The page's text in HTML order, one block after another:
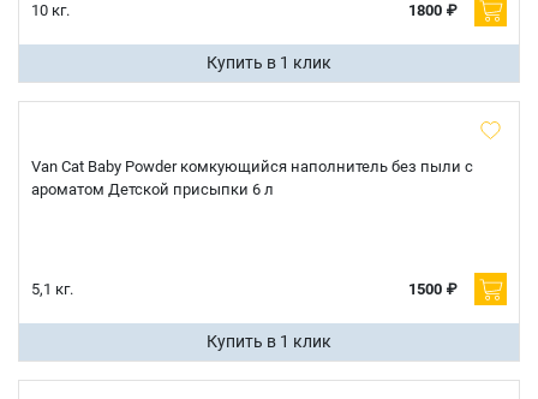
10 кг. 1800 ₽
Купить в 1 клик
Van Cat Baby Powder комкующийся наполнитель без пыли с
ароматом Детской присыпки 6 л
5,1 кг. 1500 ₽
Купить в 1 клик